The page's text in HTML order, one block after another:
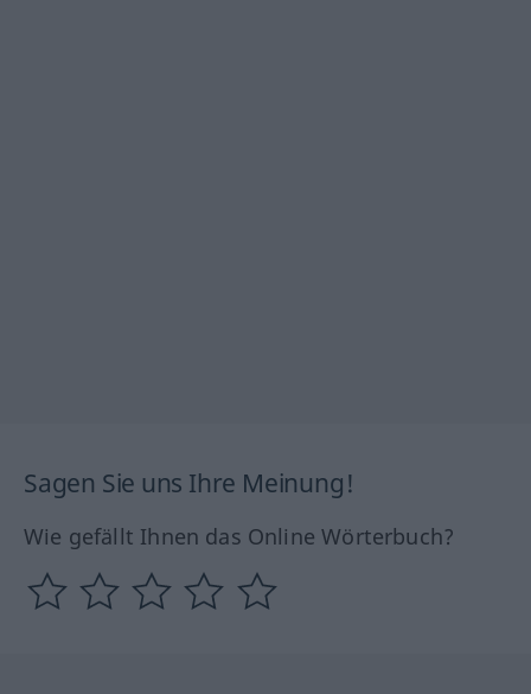
Sagen Sie uns Ihre Meinung!
Wie gefällt Ihnen das Online Wörterbuch?